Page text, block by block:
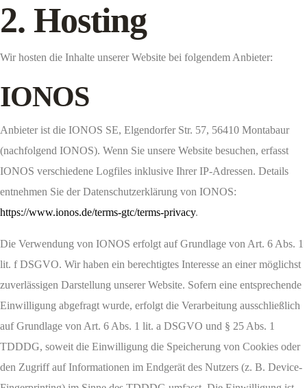
2. Hosting
Wir hosten die Inhalte unserer Website bei folgendem Anbieter:
IONOS
Anbieter ist die IONOS SE, Elgendorfer Str. 57, 56410 Montabaur
(nachfolgend IONOS). Wenn Sie unsere Website besuchen, erfasst
IONOS verschiedene Logfiles inklusive Ihrer IP-Adressen. Details
entnehmen Sie der Datenschutzerklärung von IONOS:
https://www.ionos.de/terms-gtc/terms-privacy.
Die Verwendung von IONOS erfolgt auf Grundlage von Art. 6 Abs. 1
lit. f DSGVO. Wir haben ein berechtigtes Interesse an einer möglichst
zuverlässigen Darstellung unserer Website. Sofern eine entsprechende
Einwilligung abgefragt wurde, erfolgt die Verarbeitung ausschließlich
auf Grundlage von Art. 6 Abs. 1 lit. a DSGVO und § 25 Abs. 1
TDDDG, soweit die Einwilligung die Speicherung von Cookies oder
den Zugriff auf Informationen im Endgerät des Nutzers (z. B. Device-